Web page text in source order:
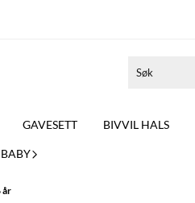
GAVESETT BIVVIL HALS
BABY
år